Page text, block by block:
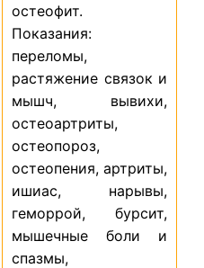
остеофит.
Показания:
переломы,
растяжение связок и
мышч, вывихи,
остеоартриты,
остеопороз,
остеопения, артриты,
ишиас, нарывы,
геморрой, бурсит,
мышечные боли и
спазмы,